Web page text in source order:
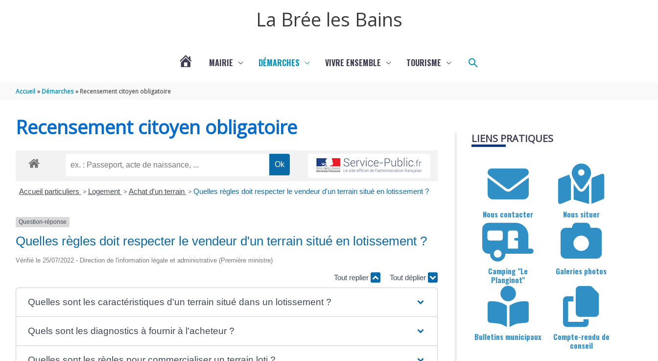
La Brée les Bains
TITRE)
MAIRIE DÉMARCHES VIVRE ENSEMBLE TOURISME Rechercher
Accueil Démarches Recensement citoyen obligatoire
Recensement citoyen obligatoire
Accueil particuliers > Logement > Achat d'un terrain > Quelles règles doit respecter le vendeur d'un terrain situé en lotissement ?
Question-réponse
Quelles règles doit respecter le vendeur d'un terrain situé en lotissement ?
Vérifié le 25/07/2022 - Direction de l'information légale et administrative (Première ministre)
Tout replier Tout déplier
Quelles sont les caractéristiques d'un terrain situé dans un lotissement ?
Quels sont les diagnostics à fournir à l'acheteur ?
LIENS PRATIQUES
Nous contacter Nous situer
Camping "Le
Planginot"
Galeries photos
Bulletins municipaux
Compte-rendu de
conseil